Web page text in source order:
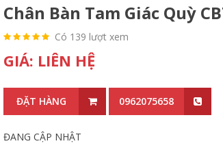
Chân Bàn Tam Giác Quỳ
Có 139 lượt xem
GIÁ: LIÊN HỆ
ĐẶT HÀNG 0962075658
ĐANG CẬP NHẬT